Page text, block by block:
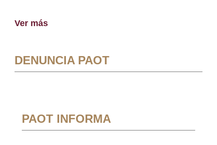
Ver más
DENUNCIA PAOT
PAOT INFORMA